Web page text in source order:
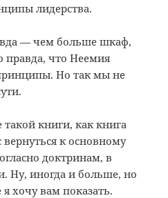
лидерства.
— чем больше шкаф,
правда, что Неемия
Но так мы не
книги, как книга
вернуться к основному
доктринам, в
Ну, иногда и больше, но
хочу вам показать.